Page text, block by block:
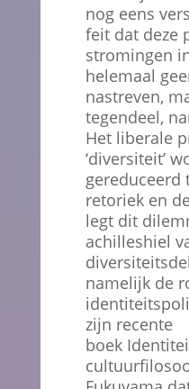
nog eens
feit dat deze
stromingen
helemaal
nastreven,
tegendeel,
Het liberale
‘diversiteit’
gereduceerd
retoriek en
legt dit
achilleshiel
namelijk de
zijn recente
boek